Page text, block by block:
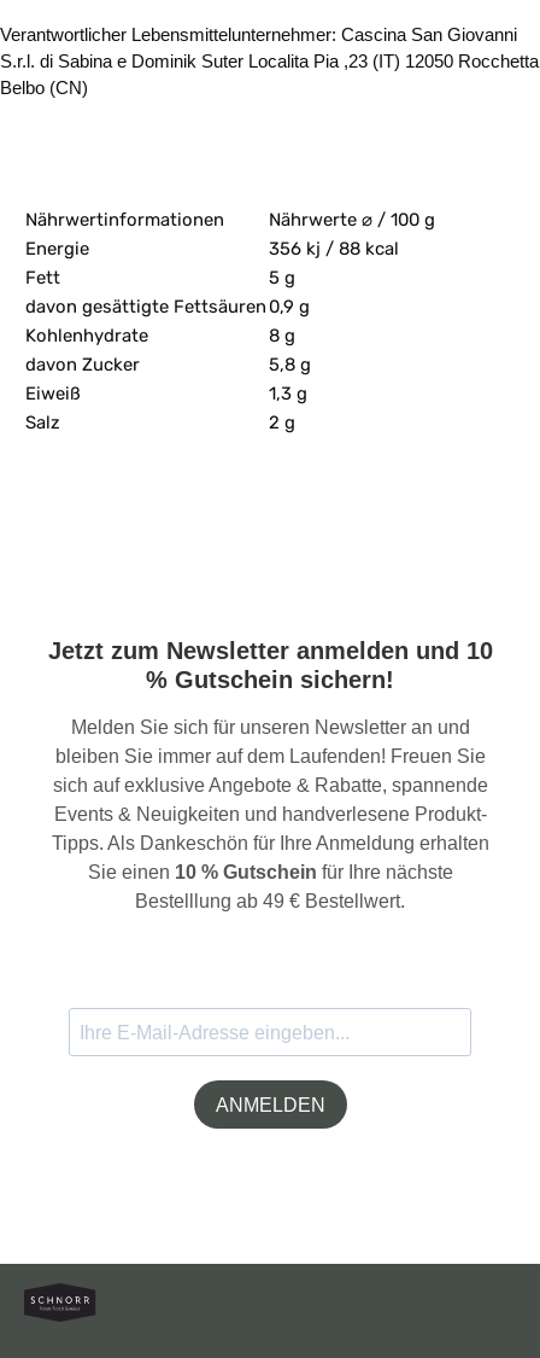
Verantwortlicher Lebensmittelunternehmer: Cascina San Giovanni
S.r.l. di Sabina e Dominik Suter Localita Pia ,23 (IT) 12050 Rocchetta
Belbo (CN)
Nährwertinformationen
Nährwerte ⌀ / 100 g
Energie
356 kj / 88 kcal
Fett
5 g
davon gesättigte Fettsäuren 0,9 g
Kohlenhydrate
8 g
davon Zucker
5,8 g
Eiweiß
1,3 g
Salz
2 g
Jetzt zum Newsletter anmelden und 10
% Gutschein sichern!
Melden Sie sich für unseren Newsletter an und
bleiben Sie immer auf dem Laufenden! Freuen Sie
sich auf exklusive Angebote & Rabatte, spannende
Events & Neuigkeiten und handverlesene Produkt-
Tipps. Als Dankeschön für Ihre Anmeldung erhalten
Sie einen 10 % Gutschein für Ihre nächste
Bestelllung ab 49 € Bestellwert.
ANMELDEN